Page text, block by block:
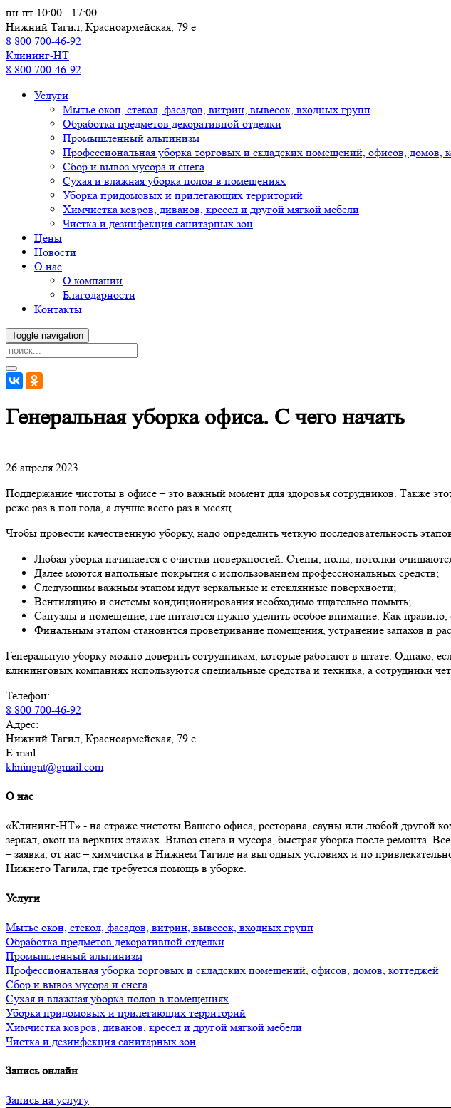
Перейти к основному содержанию
пн-пт 10:00 - 17:00
Нижний Тагил, Красноармейская, 79 е
8 800 700-46-92
Клининг-НТ
8 800 700-46-92
Услуги
Мытье окон, стекол, фасадов, витрин, вывесок, входных групп
Обработка предметов декоративной отделки
Промышленный альпинизм
Профессиональная уборка торговых и складских помещений, офисов, домов,
Сбор и вывоз мусора и снега
Сухая и влажная уборка полов в помещениях
Уборка придомовых и прилегающих территорий
Химчистка ковров, диванов, кресел и другой мягкой мебели
Чистка и дезинфекция санитарных зон
Цены
Новости
О нас
О компании
Благодарности
Контакты
Toggle navigation
Генеральная уборка офиса. С чего начать
26 апреля 2023
Поддержание чистоты в офисе – это важный момент для здоровья сотрудников. Также
реже раз в пол года, а лучше всего раз в месяц.
Чтобы провести качественную уборку, надо определить четкую последовательность
Любая уборка начинается с очистки поверхностей. Стены, полы, потолки
Далее моются напольные покрытия с использованием профессиональных средств;
Следующим важным этапом идут зеркальные и стеклянные поверхности;
Вентиляцию и системы кондиционирования необходимо тщательно помыть;
Санузлы и помещение, где питаются нужно уделить особое внимание. Как
Финальным этапом становится проветривание помещения, устранение запахов и
Генеральную уборку можно доверить сотрудникам, которые работают в штате. Однако,
клининговых компаниях используются специальные средства и техника, а сотрудники
Телефон:
8 800 700-46-92
Адрес:
Нижний Тагил, Красноармейская, 79 е
E-mail:
kliningnt@gmail.com
О нас
«Клининг-НТ» - на страже чистоты Вашего офиса, ресторана, сауны или любой другой
зеркал, окон на верхних этажах. Вывоз снега и мусора, быстрая уборка после ремонта.
– заявка, от нас – химчистка в Нижнем Тагиле на выгодных условиях и по
Нижнего Тагила, где требуется помощь в уборке.
Услуги
Мытье окон, стекол, фасадов, витрин, вывесок, входных групп
Обработка предметов декоративной отделки
Промышленный альпинизм
Профессиональная уборка торговых и складских помещений, офисов, домов, коттеджей
Сбор и вывоз мусора и снега
Сухая и влажная уборка полов в помещениях
Уборка придомовых и прилегающих территорий
Химчистка ковров, диванов, кресел и другой мягкой мебели
Чистка и дезинфекция санитарных зон
Запись онлайн
Запись на услугу